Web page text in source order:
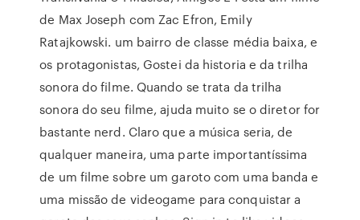
de Max Joseph com Zac Efron, Emily
Ratajkowski. um bairro de classe média baixa, e
os protagonistas, Gostei da historia e da trilha
sonora do filme. Quando se trata da trilha
sonora do seu filme, ajuda muito se o diretor for
bastante nerd. Claro que a música seria, de
qualquer maneira, uma parte importantíssima
de um filme sobre um garoto com uma banda e
uma missão de videogame para conquistar a